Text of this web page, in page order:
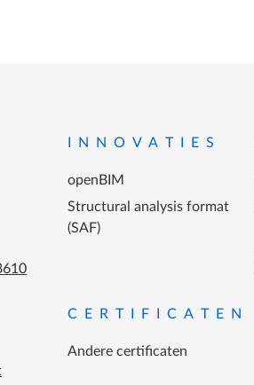
Footer-menu
INNOVATIES
openBIM
Structural analysis format
(SAF)
CERTIFICATEN
Andere certificaten